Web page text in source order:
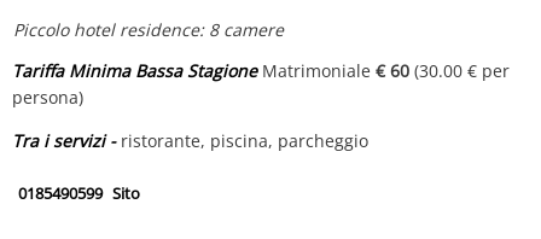
Piccolo hotel residence: 8 camere
Tariffa Minima Bassa StagioneMatrimoniale € 60 (30.00 € per
persona)
Tra i servizi - ristorante, piscina, parcheggio
0185490599 Sito